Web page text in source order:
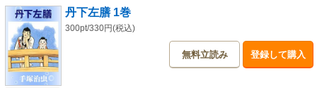
丹下左膳 1巻
300pt/330円(税込)
無料立読み 登録して購入